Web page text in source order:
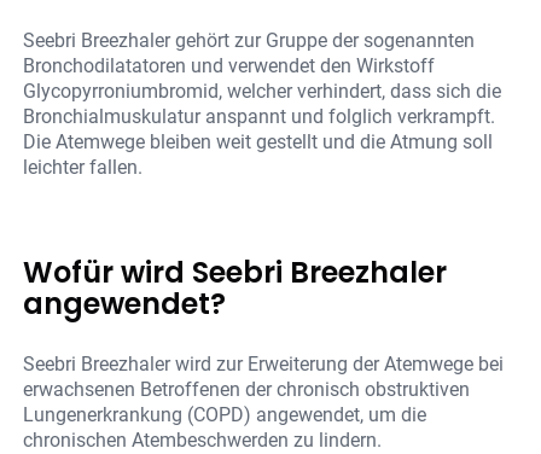
Seebri Breezhaler gehört zur Gruppe der sogenannten
Bronchodilatatoren und verwendet den Wirkstoff
Glycopyrroniumbromid, welcher verhindert, dass sich die
Bronchialmuskulatur anspannt und folglich verkrampft.
Die Atemwege bleiben weit gestellt und die Atmung soll
leichter fallen.
Wofür wird Seebri Breezhaler
angewendet?
Seebri Breezhaler wird zur Erweiterung der Atemwege bei
erwachsenen Betroffenen der chronisch obstruktiven
Lungenerkrankung (COPD) angewendet, um die
chronischen Atembeschwerden zu lindern.